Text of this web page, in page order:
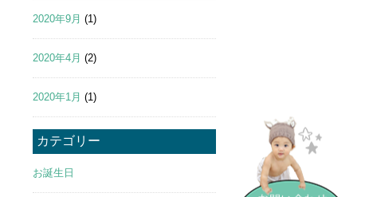
2020年9月 (1)
2020年4月 (2)
2020年1月 (1)
カテゴリー
お誕生日